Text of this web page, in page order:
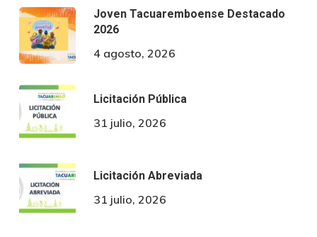
Joven Tacuaremboense Destacado
2026
4 agosto, 2026
Licitación Pública
31 julio, 2026
Licitación Abreviada
31 julio, 2026